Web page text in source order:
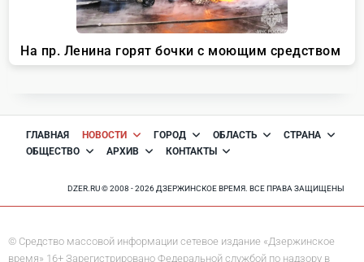
ГЛАВНАЯ НОВОСТИ ГОРОД ОБЛАСТЬ
СТРАНА
ОБЩЕСТВО
АРХИВ КОНТАКТЫ
DZER.RU © 2008 - 2026 ДЗЕРЖИНСКОЕ ВРЕМЯ. ВСЕ ПРАВА ЗАЩИЩЕНЫ
© Средство массовой информации сетевое издание «Дзержинское
время» 16+ Зарегистрировано Федеральной службой по надзору в